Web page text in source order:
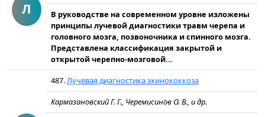
Л
В руководстве на современном уровне изложены
принципы лучевой диагностики травм черепа и
головного мозга, позвоночника и спинного мозга.
Представлена классификация закрытой и
открытой черепно-мозговой...
487.Лучевая диагностика эхинококкоза
Кармазановский Г. Г., Черемисинов О. В., и др.